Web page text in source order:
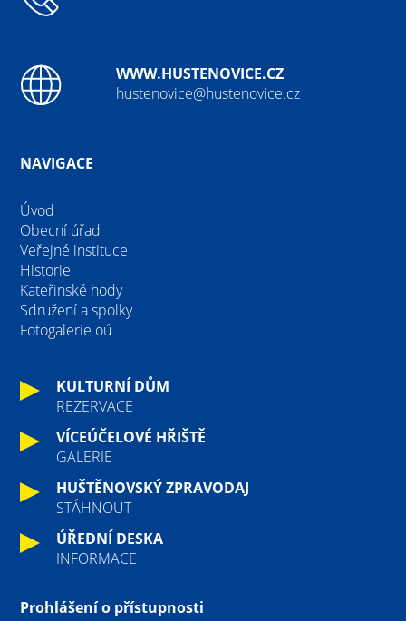
WWW.HUSTENOVICE.CZ
hustenovice@hustenovice.cz
NAVIGACE
Úvod
Obecní úřad
Veřejné instituce
Historie
Kateřinské hody
Sdružení a spolky
Fotogalerie oú
KULTURNÍ DŮM
REZERVACE
VÍCEÚČELOVÉ HŘIŠTĚ
GALERIE
HUŠTĚNOVSKÝ ZPRAVODAJ
STÁHNOUT
ÚŘEDNÍ DESKA
INFORMACE
Prohlášení o přístupnosti